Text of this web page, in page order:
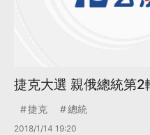
捷克大選 親俄總統第2
捷克 總統
2018/1/14 19:20